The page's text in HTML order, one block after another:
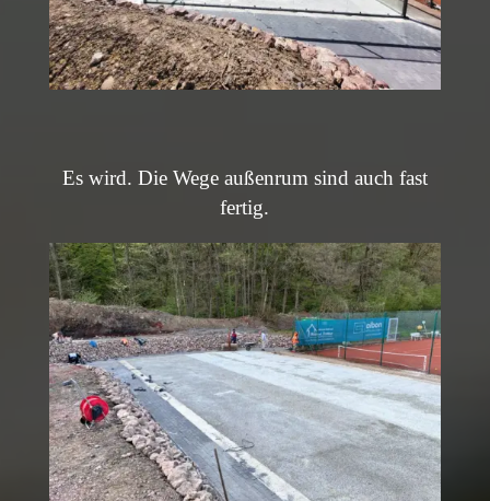
Es wird. Die Wege außenrum sind auch fast
fertig.